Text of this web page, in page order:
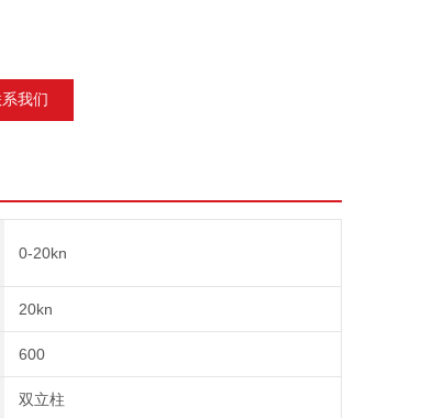
我们
0-20kn
20kn
600
双立柱